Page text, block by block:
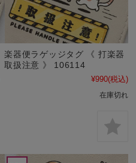
楽器便ラゲッジタグ 《 打楽器
取扱注意 》 106114
¥990(税込)
在庫切れ